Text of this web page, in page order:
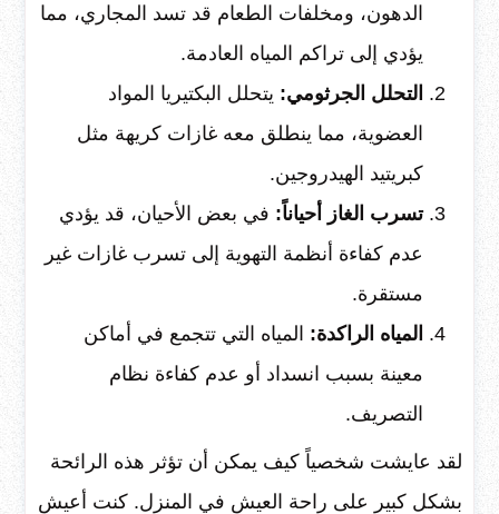
الدهون، ومخلفات الطعام قد تسد المجاري، مما
يؤدي إلى تراكم المياه العادمة.
التحلل الجرثومي: يتحلل البكتيريا المواد
العضوية، مما ينطلق معه غازات كريهة مثل
كبريتيد الهيدروجين.
تسرب الغاز أحياناً: في بعض الأحيان، قد يؤدي
عدم كفاءة أنظمة التهوية إلى تسرب غازات غير
مستقرة.
المياه الراكدة: المياه التي تتجمع في أماكن
معينة بسبب انسداد أو عدم كفاءة نظام
التصريف.
لقد عايشت شخصياً كيف يمكن أن تؤثر هذه الرائحة
بشكل كبير على راحة العيش في المنزل. كنت أعيش